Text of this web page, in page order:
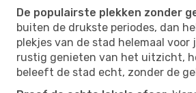
De populairste plekken zonder
buiten de drukste periodes, dan
plekjes van de stad helemaal
rustig genieten van het uitzicht,
beleeft de stad echt, zonder de